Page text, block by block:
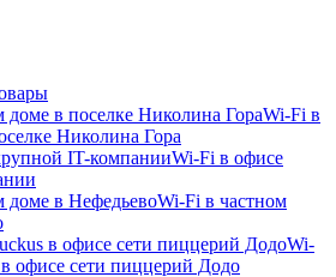
Wi-Fi в
Николина Гора
Wi-Fi в офисе
Wi-Fi в частном
Wi-
в офисе сети пиццерий Додо